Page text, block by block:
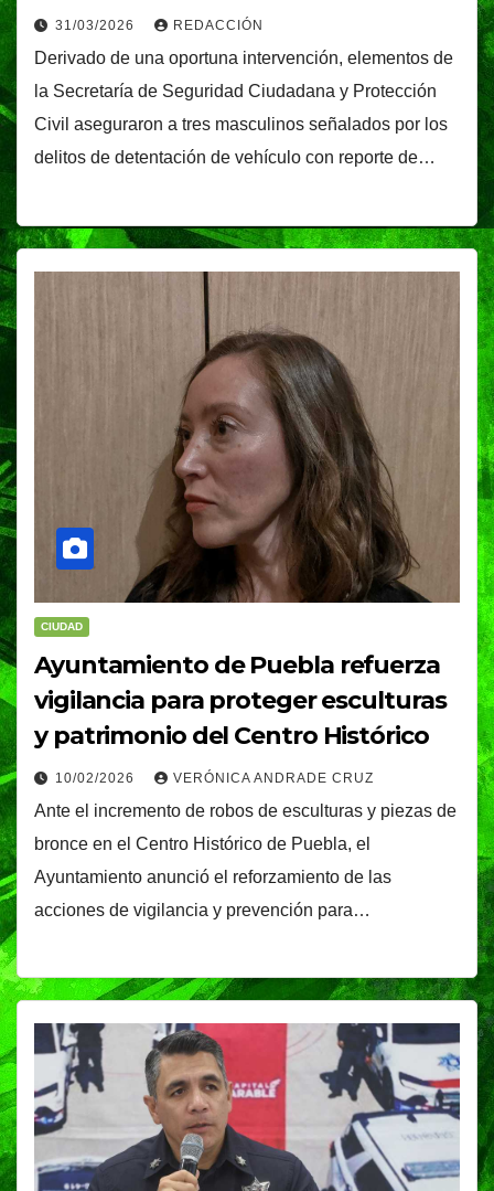
31/03/2026 REDACCIÓN
Derivado de una oportuna intervención, elementos de
la Secretaría de Seguridad Ciudadana y Protección
Civil aseguraron a tres masculinos señalados por los
delitos de detentación de vehículo con reporte de…
CIUDAD
Ayuntamiento de Puebla refuerza
vigilancia para proteger esculturas
y patrimonio del Centro Histórico
10/02/2026 VERÓNICA ANDRADE CRUZ
Ante el incremento de robos de esculturas y piezas de
bronce en el Centro Histórico de Puebla, el
Ayuntamiento anunció el reforzamiento de las
acciones de vigilancia y prevención para…